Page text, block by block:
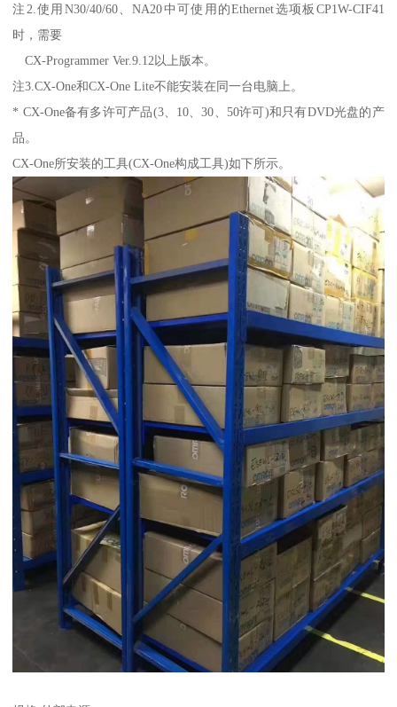
注2.使用N30/40/60、NA20中可使用的Ethernet选项板CP1W-CIF41
时，需要
CX-Programmer Ver.9.12以上版本。
注3.CX-One和CX-One Lite不能安装在同一台电脑上。
* CX-One备有多许可产品(3、10、30、50许可)和只有DVD光盘的产
品。
CX-One所安装的工具(CX-One构成工具)如下所示。